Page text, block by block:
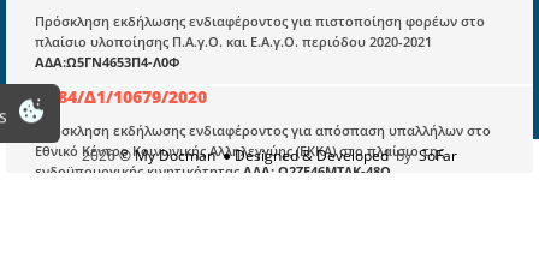
Πρόσκληση εκδήλωσης ενδιαφέροντος για πιστοποίηση φορέων στο
πλαίσιο υλοποίησης Π.Α.γ.Ο. και Ε.Α.γ.Ο. περιόδου 2020-2021
ΑΔΑ:Ω5ΓΝ4653Π4-Λ0Φ
34284/Δ1/10679/2020
Πρόσκληση εκδήλωσης ενδιαφέροντος για απόσπαση υπαλλήλων στο
Εθνικό Κέντρο Κοινωνικής Αλληλεγγύης (ΕΚΚΑ) στο πλαίσιο της
ενδοϋπουργικής κινητικότητας ΑΔΑ: Ω2ΖΕ46ΜΤΛΚ-48Ο
Οροι χρησης ιστοτοπου
2026© My Docman● Designed & DevelopedbySoFar